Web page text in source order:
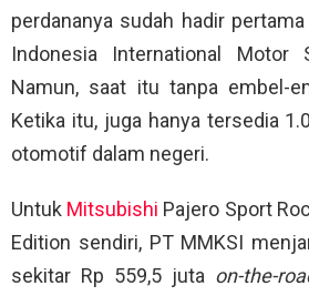
perdananya sudah hadir
Indonesia International Motor
Namun, saat itu tanpa embel-
Ketika itu, juga hanya tersedia
otomotif dalam negeri.
Untuk Mitsubishi Pajero Sport
Edition sendiri, PT MMKSI
sekitar Rp 559,5 juta on-the-